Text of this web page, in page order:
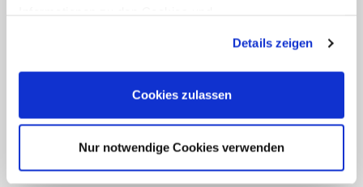
Details zeigen
Cookies zulassen
Nur notwendige Cookies verwenden
oder per E-Mail
Kontakt aufnehmen